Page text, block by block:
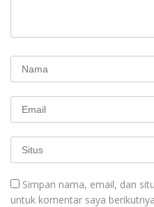
Simpan nama, email, dan
untuk komentar saya